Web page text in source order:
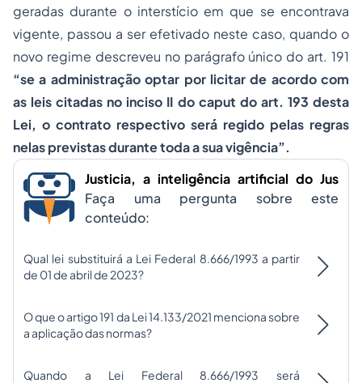
geradas durante o interstício em que se encontrava
vigente, passou a ser efetivado neste caso, quando o
novo regime descreveu no parágrafo único do art. 191
“se a administração optar por licitar de acordo com
as leis citadas no inciso II do caput do art. 193 desta
Lei, o contrato respectivo será regido pelas regras
nelas previstas durante toda a sua vigência”.
Justicia, a inteligência artificial do Jus
Faça uma pergunta sobre este
conteúdo:
Qual lei substituirá a Lei Federal 8.666/1993 a partir
de 01 de abril de 2023?
O que o artigo 191 da Lei 14.133/2021 menciona sobre
a aplicação das normas?
Quando a Lei Federal 8.666/1993 será